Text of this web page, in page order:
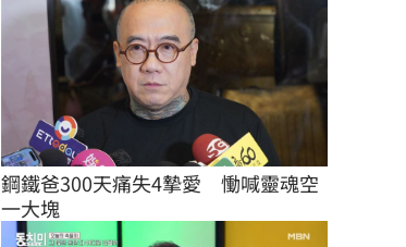
鋼鐵爸300天痛失4摯愛　慟喊靈魂空
一大塊